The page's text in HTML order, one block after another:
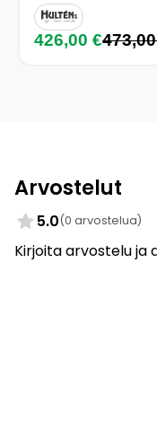
426,00 €
Arvostelut
5.0(0 arvostelua)
Kirjoita arvostelu